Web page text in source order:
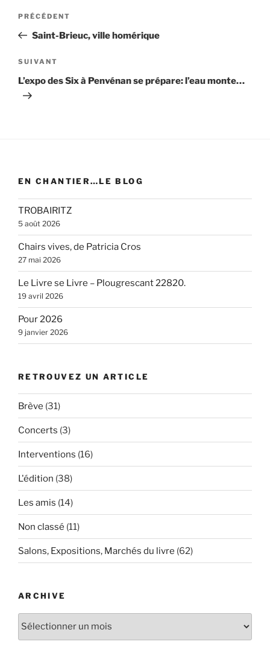
Navigation
l’article
Article
précédent
PRÉCÉDENT
Saint-Brieuc, ville homérique
Article
suivant
SUIVANT
L’expo des Six à Penvénan se prépare: l’eau monte…
EN CHANTIER…LE BLOG
TROBAIRITZ
5 août 2026
Chairs vives, de Patricia Cros
27 mai 2026
Le Livre se Livre – Plougrescant 22820.
19 avril 2026
Pour 2026
9 janvier 2026
RETROUVEZ UN ARTICLE
Brève (31)
Concerts (3)
Interventions (16)
L'édition (38)
Les amis (14)
Non classé (11)
Salons, Expositions, Marchés du livre (62)
ARCHIVE
Archive